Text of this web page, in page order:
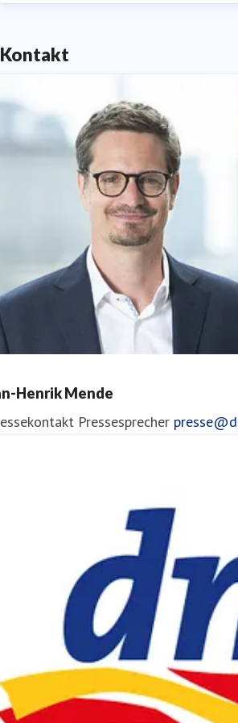
sowie in der Publikation „Jeder
Kontakt
Henrik Mende
Pressesprecher